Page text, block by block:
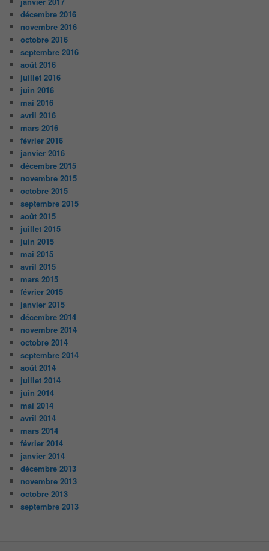
décembre 2016
novembre 2016
octobre 2016
septembre 2016
août 2016
juillet 2016
juin 2016
mai 2016
avril 2016
mars 2016
février 2016
janvier 2016
décembre 2015
novembre 2015
octobre 2015
septembre 2015
août 2015
juillet 2015
juin 2015
mai 2015
avril 2015
mars 2015
février 2015
janvier 2015
décembre 2014
novembre 2014
octobre 2014
septembre 2014
août 2014
juillet 2014
juin 2014
mai 2014
avril 2014
mars 2014
février 2014
janvier 2014
décembre 2013
novembre 2013
octobre 2013
septembre 2013